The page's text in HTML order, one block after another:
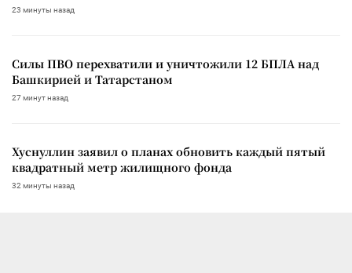
23 минуты назад
Силы ПВО перехватили и уничтожили 12 БПЛА над
Башкирией и Татарстаном
27 минут назад
Хуснуллин заявил о планах обновить каждый пятый
квадратный метр жилищного фонда
32 минуты назад